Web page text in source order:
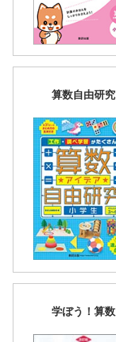
算数自由研究
学ぼう！算数